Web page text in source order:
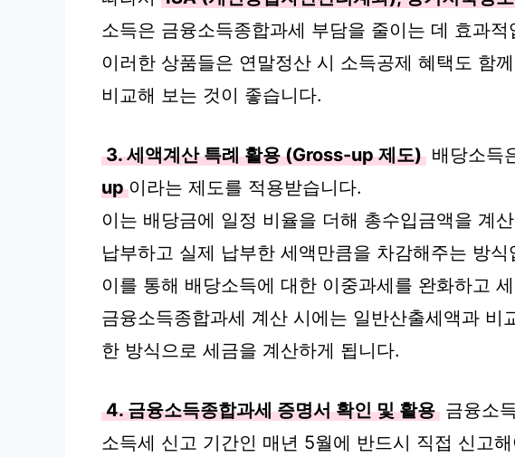
소득은 금융소득종합과세 부담을 줄이는 데 효과적
이러한 상품들은 연말정산 시 소득공제 혜택도 함
비교해 보는 것이 좋습니다.
3. 세액계산 특례 활용 (Gross-up 제도) 배당소득
up 이라는 제도를 적용받습니다.
이는 배당금에 일정 비율을 더해 총수입금액을 계
납부하고 실제 납부한 세액만큼을 차감해주는 방식
이를 통해 배당소득에 대한 이중과세를 완화하고
금융소득종합과세 계산 시에는 일반산출세액과 비
한 방식으로 세금을 계산하게 됩니다.
4. 금융소득종합과세 증명서 확인 및 활용 금융소
소득세 신고 기간인 매년 5월에 반드시 직접 신고